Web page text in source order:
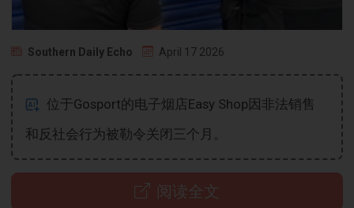
Southern Daily Echo April 17 2026
位于Gosport的电子烟店Easy Shop因非法销售
和反社会行为被勒令关闭三个月。
阅读全文